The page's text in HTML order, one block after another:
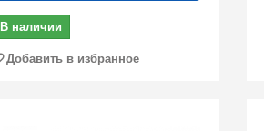
В наличии
Добавить в избранное